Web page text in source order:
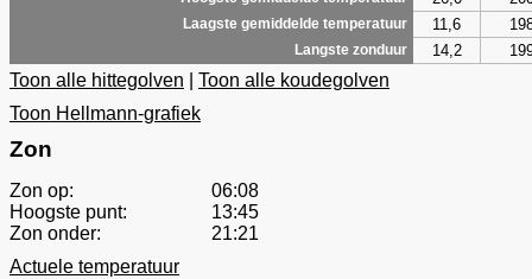
Laagste gemiddelde temperatuur 11,6
Langste zonduur 14,2
Toon alle hittegolven
Toon alle koudegolven
Toon Hellmann-grafiek
Zon
Zon op:
06:08
Hoogste punt:
13:45
Zon onder:
21:21
Actuele temperatuur